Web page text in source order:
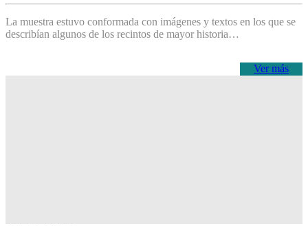
La muestra estuvo conformada con imágenes y textos en los que se
describían algunos de los recintos de mayor historia…
Ver más